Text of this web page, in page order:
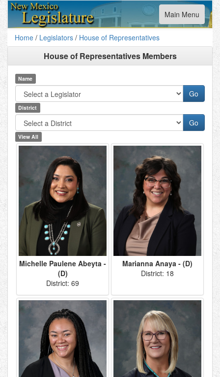
Toggle
navigation
Main Menu
Home / Legislators / House of Representatives
House of Representatives Members
Name
District
View All
Michelle Paulene Abeyta -
(D)
District: 69
Marianna Anaya - (D)
District: 18